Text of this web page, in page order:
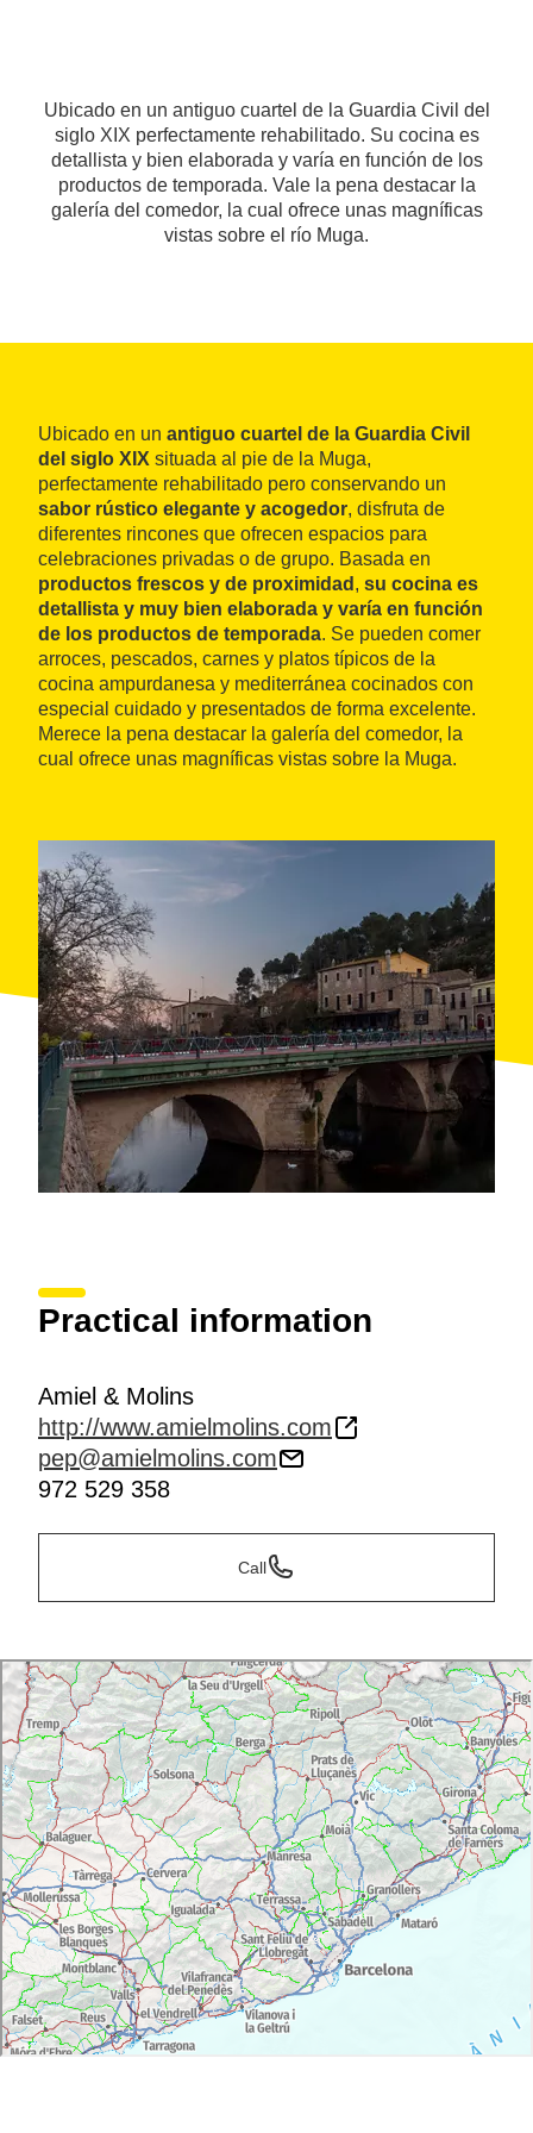
Ubicado en un antiguo cuartel de la Guardia Civil del
siglo XIX perfectamente rehabilitado. Su cocina es
detallista y bien elaborada y varía en función de los
productos de temporada. Vale la pena destacar la
galería del comedor, la cual ofrece unas magníficas
vistas sobre el río Muga.
Ubicado en un antiguo cuartel de la Guardia Civil
del siglo XIX situada al pie de la Muga,
perfectamente rehabilitado pero conservando un
sabor rústico elegante y acogedor, disfruta de
diferentes rincones que ofrecen espacios para
celebraciones privadas o de grupo. Basada en
productos frescos y de proximidad , su cocina es
detallista y muy bien elaborada y varía en función
de los productos de temporada. Se pueden comer
arroces, pescados, carnes y platos típicos de la
cocina ampurdanesa y mediterránea cocinados con
especial cuidado y presentados de forma excelente.
Merece la pena destacar la galería del comedor, la
cual ofrece unas magníficas vistas sobre la Muga.
Practical information
Amiel & Molins
http://www.amielmolins.com
pep@amielmolins.com
972 529 358
Call